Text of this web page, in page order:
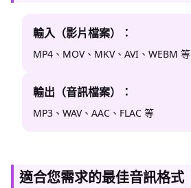
輸入（影片檔案）：
MP4、MOV、MKV、AVI、WEBM 等
輸出（音訊檔案）：
MP3、WAV、AAC、FLAC 等
適合您需求的最佳音訊格式